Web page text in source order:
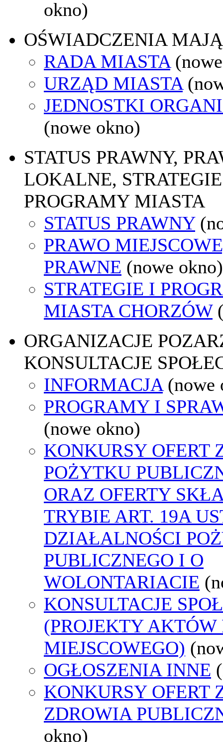
okno)
OŚWIADCZENIA
RADA MIASTA
URZĄD MIASTA
JEDNOSTKI
(nowe okno)
STATUS PRAWNY,
LOKALNE,
PROGRAMY MIASTA
STATUS PRAWNY
PRAWO
PRAWNE (nowe okno)
STRATEGIE I
MIASTA CHORZÓW
ORGANIZACJE
KONSULTACJE
INFORMACJA (nowe
PROGRAMY I
(nowe okno)
KONKURSY OFERT
POŻYTKU
ORAZ OFERTY
TRYBIE ART. 19A
DZIAŁALNOŚCI
PUBLICZNEGO I O
WOLONTARIACIE
KONSULTACJE
(PROJEKTY AKTÓW
MIEJSCOWEGO)
OGŁOSZENIA INNE
KONKURSY OFERT
ZDROWIA
okno)